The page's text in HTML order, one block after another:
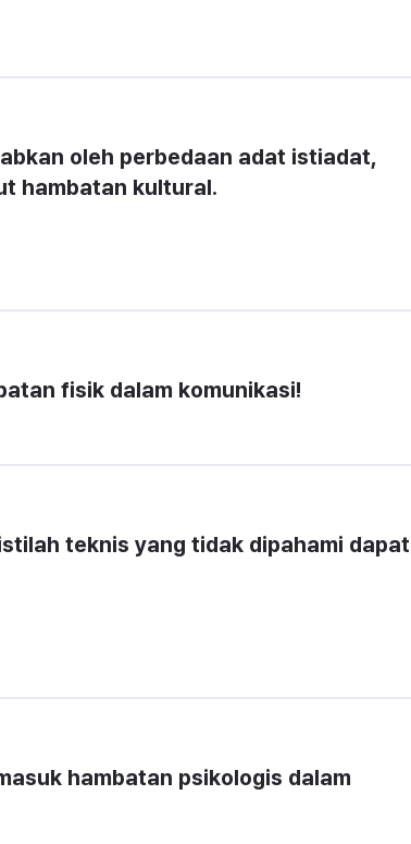
oleh perbedaan adat istiadat,
hambatan kultural.
fisik dalam komunikasi!
teknis yang tidak dipahami dapat
hambatan psikologis dalam